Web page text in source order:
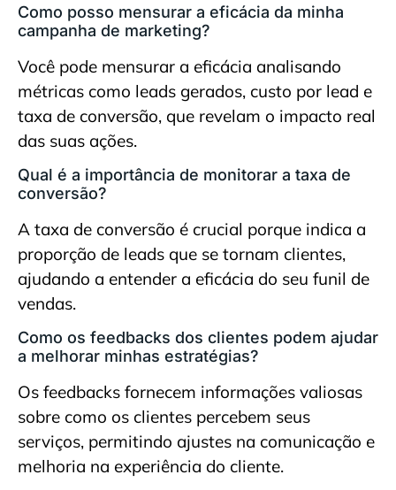
Como posso mensurar a eficácia da minha
campanha de marketing?
Você pode mensurar a eficácia analisando
métricas como leads gerados, custo por lead e
taxa de conversão, que revelam o impacto real
das suas ações.
Qual é a importância de monitorar a taxa de
conversão?
A taxa de conversão é crucial porque indica a
proporção de leads que se tornam clientes,
ajudando a entender a eficácia do seu funil de
vendas.
Como os feedbacks dos clientes podem ajudar
a melhorar minhas estratégias?
Os feedbacks fornecem informações valiosas
sobre como os clientes percebem seus
serviços, permitindo ajustes na comunicação e
melhoria na experiência do cliente.